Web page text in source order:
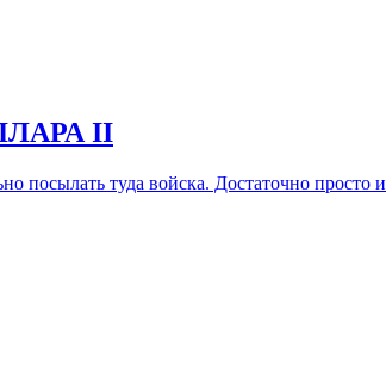
II
посылать туда войска. Достаточно просто